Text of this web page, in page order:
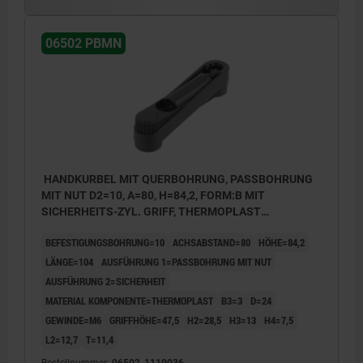
06502 PBMN
HANDKURBEL MIT QUERBOHRUNG, PASSBOHRUNG
MIT NUT D2=10, A=80, H=84,2, FORM:B MIT
SICHERHEITS-ZYL. GRIFF, THERMOPLAST
SCHWARZGRAU RAL7021
BEFESTIGUNGSBOHRUNG=10 ACHSABSTAND=80
HÖHE=84,2
LÄNGE=104 AUSFÜHRUNG 1=PASSBOHRUNG MIT NUT
AUSFÜHRUNG 2=SICHERHEIT
MATERIAL KOMPONENTE=THERMOPLAST
B3=3
D=24
GEWINDE=M6
GRIFFHÖHE=47,5 H2=28,5 H3=13
H4=7,5
L2=12,7 T=11,4